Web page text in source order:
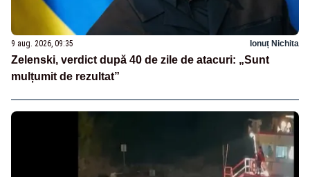
9 aug. 2026, 09:35 Ionuț Nichita
Zelenski, verdict după 40 de zile de atacuri: „Sunt
mulțumit de rezultat”